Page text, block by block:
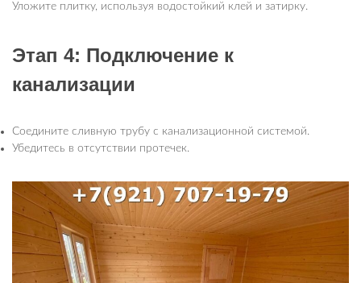
Уложите плитку, используя водостойкий клей и затирку.
Этап 4: Подключение к
канализации
Соедините сливную трубу с канализационной системой.
Убедитесь в отсутствии протечек.